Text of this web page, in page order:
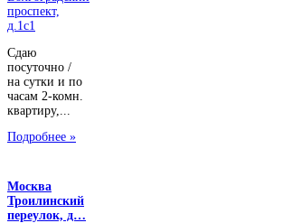
Сдаю
посуточно /
на сутки и по
часам 2-комн.
квартиру,...
Подробнее »
Москва
Троилинский
переулок, д…